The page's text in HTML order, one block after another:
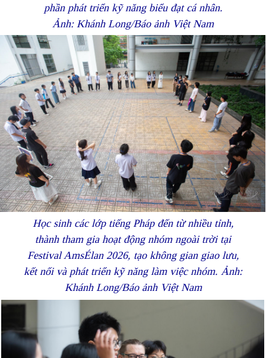
phần phát triển kỹ năng biểu đạt cá nhân.
Ảnh: Khánh Long/Báo ảnh Việt Nam
Học sinh các lớp tiếng Pháp đến từ nhiều tỉnh,
thành tham gia hoạt động nhóm ngoài trời tại
Festival AmsÉlan 2026, tạo không gian giao lưu,
kết nối và phát triển kỹ năng làm việc nhóm. Ảnh:
Khánh Long/Báo ảnh Việt Nam